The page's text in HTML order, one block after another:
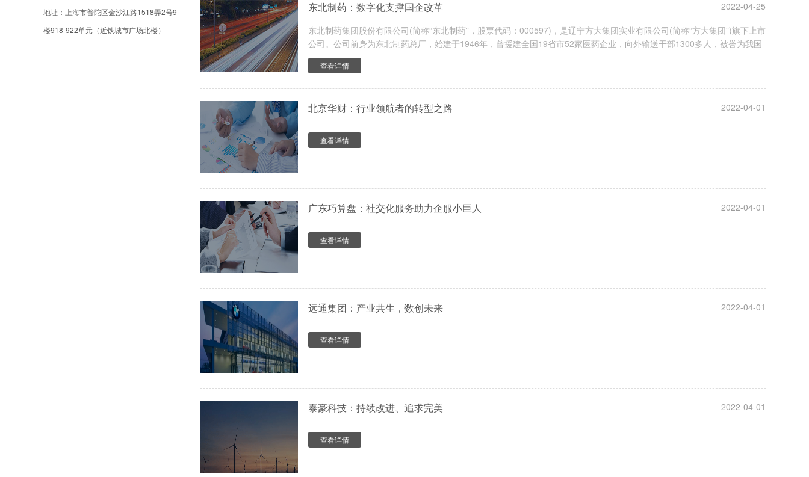
地址：上海市普陀区金沙江路1518弄2号9
楼918-922单元（近铁城市广场北楼）
2022-04-25
东北制药：数字化支撑国企改革
东北制药集团股份有限公司(简称“东北制药”，股票代码：000597)，是辽宁方大集团实业有限公司(简称“方大集团”)旗下上市
公司。公司前身为东北制药总厂，始建于1946年，曾援建全国19省市52家医药企业，向外输送干部1300多人，被誉为我国
民族制药工业的摇篮。
查看详情
2022-04-01
北京华财：行业领航者的转型之路
查看详情
2022-04-01
广东巧算盘：社交化服务助力企服小巨人
查看详情
2022-04-01
远通集团：产业共生，数创未来
查看详情
2022-04-01
泰豪科技：持续改进、追求完美
查看详情